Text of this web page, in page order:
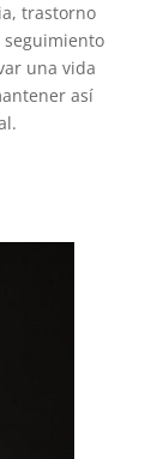
trastorno
una vida
así